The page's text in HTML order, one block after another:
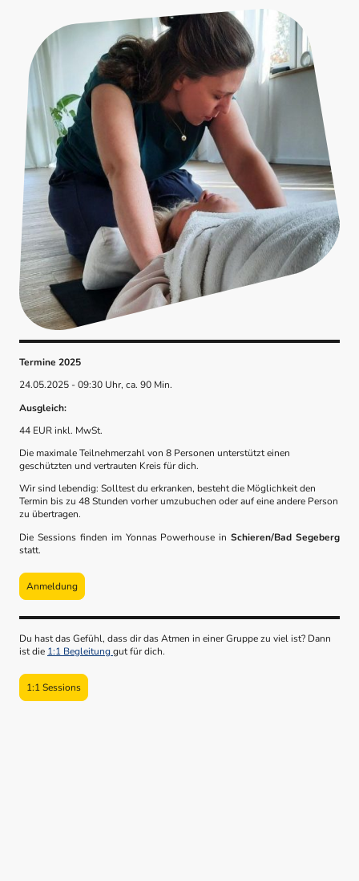
Termine 2025
24.05.2025 - 09:30 Uhr, ca. 90 Min.
Ausgleich:
44 EUR inkl. MwSt.
Die maximale Teilnehmerzahl von 8 Personen unterstützt einen
geschützten und vertrauten Kreis für dich.
Wir sind lebendig: Solltest du erkranken, besteht die Möglichkeit den
Termin bis zu 48 Stunden vorher umzubuchen oder auf eine andere Person
zu übertragen.
Die Sessions finden im Yonnas Powerhouse inSchieren/Bad Segeberg
statt.
Anmeldung
Du hast das Gefühl, dass dir das Atmen in einer Gruppe zu viel ist? Dann
ist die 1:1 Begleitunggut für dich.
1:1 Sessions